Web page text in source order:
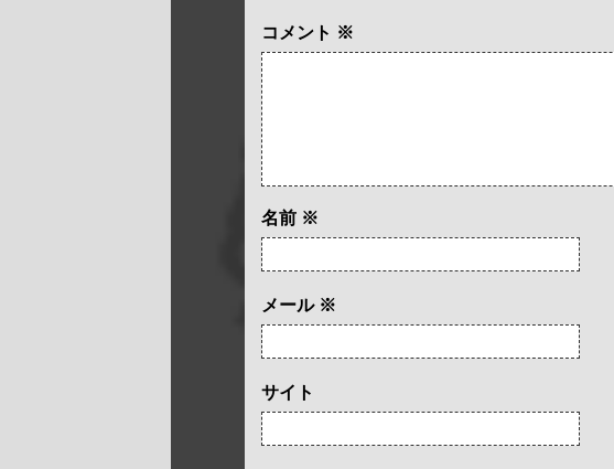
コメント ※
名前 ※
メール ※
サイト